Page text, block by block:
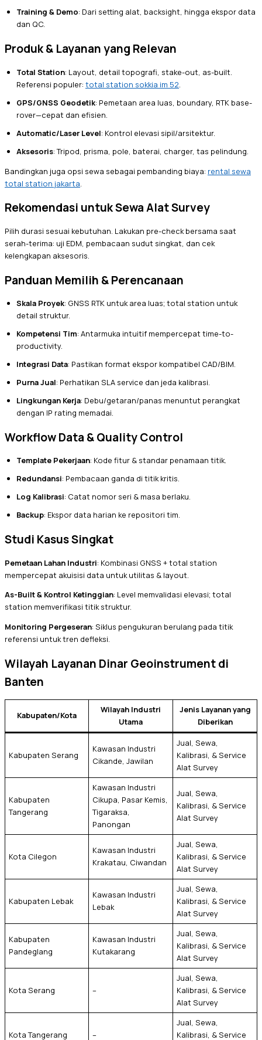
Training & Demo: Dari setting alat, backsight, hingga ekspor data
dan QC.
Produk & Layanan yang Relevan
Total Station: Layout, detail topografi, stake-out, as-built.
Referensi populer: total station sokkia im 52.
GPS/GNSS Geodetik: Pemetaan area luas, boundary, RTK base-
rover—cepat dan efisien.
Automatic/Laser Level: Kontrol elevasi sipil/arsitektur.
Aksesoris: Tripod, prisma, pole, baterai, charger, tas pelindung.
Bandingkan juga opsi sewa sebagai pembanding biaya: rental sewa
total station jakarta
Rekomendasi untuk Sewa Alat Survey
Pilih durasi sesuai kebutuhan. Lakukan pre-check bersama saat
serah-terima: uji EDM, pembacaan sudut singkat, dan cek
kelengkapan aksesoris.
Panduan Memilih & Perencanaan
Skala Proyek: GNSS RTK untuk area luas; total station untuk
detail struktur.
Kompetensi Tim: Antarmuka intuitif mempercepat time-to-
productivity.
Integrasi Data: Pastikan format ekspor kompatibel CAD/BIM.
Purna Jual: Perhatikan SLA service dan jeda kalibrasi.
Lingkungan Kerja: Debu/getaran/panas menuntut perangkat
dengan IP rating memadai.
Workflow Data & Quality Control
Template Pekerjaan: Kode fitur & standar penamaan titik.
Redundansi: Pembacaan ganda di titik kritis.
Log Kalibrasi: Catat nomor seri & masa berlaku.
Backup: Ekspor data harian ke repositori tim.
Studi Kasus Singkat
Pemetaan Lahan Industri: Kombinasi GNSS + total station
mempercepat akuisisi data untuk utilitas & layout.
As-Built & Kontrol Ketinggian: Level memvalidasi elevasi; total
station memverifikasi titik struktur.
Monitoring Pergeseran: Siklus pengukuran berulang pada titik
referensi untuk tren defleksi.
Wilayah Layanan Dinar Geoinstrument di
Banten
Kabupaten/Kota
Wilayah Industri
Utama
Jenis Layanan yang
Diberikan
Kabupaten Serang
Kawasan Industri
Cikande, Jawilan
Jual, Sewa,
Kalibrasi, & Service
Alat Survey
Kabupaten
Tangerang
Kawasan Industri
Cikupa, Pasar Kemis,
Tigaraksa,
Panongan
Jual, Sewa,
Kalibrasi, & Service
Alat Survey
Kota Cilegon
Kawasan Industri
Krakatau, Ciwandan
Jual, Sewa,
Kalibrasi, & Service
Alat Survey
Kabupaten Lebak
Kawasan Industri
Lebak
Jual, Sewa,
Kalibrasi, & Service
Alat Survey
Kabupaten
Pandeglang
Kawasan Industri
Kutakarang
Jual, Sewa,
Kalibrasi, & Service
Alat Survey
Kota Serang –
Jual, Sewa,
Kalibrasi, & Service
Alat Survey
Kota Tangerang –
Jual, Sewa,
Kalibrasi, & Service